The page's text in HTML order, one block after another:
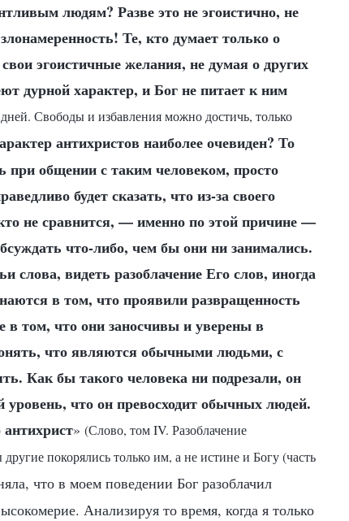
людям? Разве это не эгоистично, не
Те, кто думает только о
эгоистичные желания, не думая о других
дурной характер, и Бог не питает к ним
Свободы и избавления можно достичь, только
антихристов наиболее очевиден? То
при общении с таким человеком, просто
будет сказать, что из-за своего
не сравнится, — именно по этой причине —
что-либо, чем бы они ни занимались.
видеть разоблачение Его слов, иногда
в том, что проявили развращенность
в том, что они заносчивы и уверены в
что являются обычными людьми, с
Как бы такого человека ни подрезали, он
уровень, что он превосходит обычных людей.
» (Слово, том IV. Разоблачение
покорялись только им, а не истине и Богу (часть
что в моем поведении Бог разоблачил
Анализируя то время, когда я только